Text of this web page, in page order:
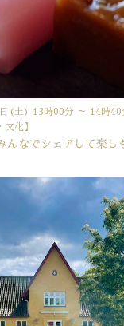
(土) 13時00分 ～ 14時40
化】
んなでシェアして楽し